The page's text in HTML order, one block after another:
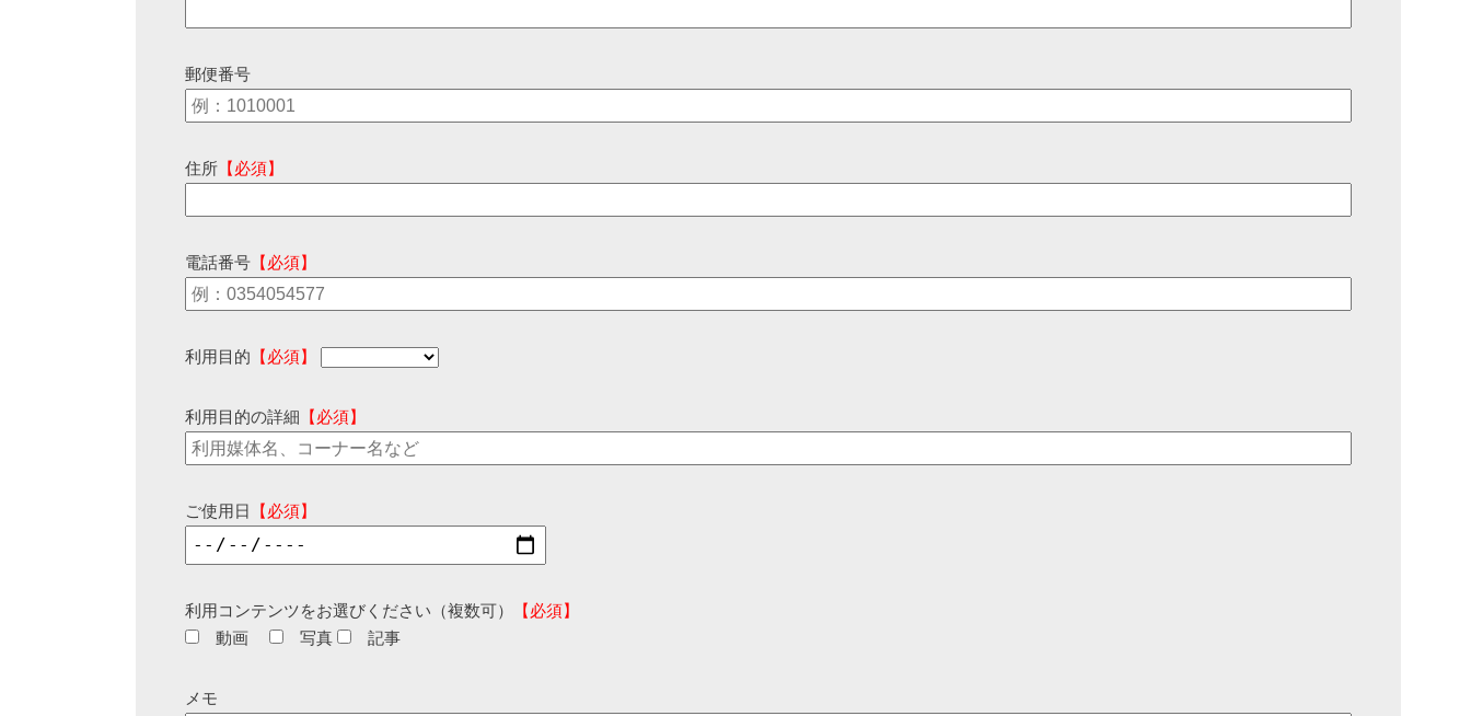
郵便番号
住所 【必須】
電話番号 【必須】
利用目的 【必須】
利用目的の詳細 【必須】
ご使用日 【必須】
利用コンテンツをお選びください（複数可）
【必須】
動画
写真 記事
メモ